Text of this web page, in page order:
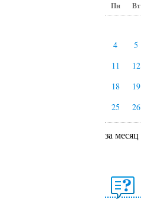
Пн Вт
4
5
11
12
18
19
25
26
за месяц